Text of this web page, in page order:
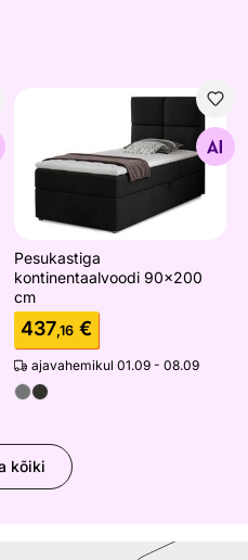
Pesukastiga
Otsi sarnaseid
Pesukastiga
kontinentaalvoodi 90x200
cm
437,16 €
ajavahemikul 01.09 - 08.09
kõiki